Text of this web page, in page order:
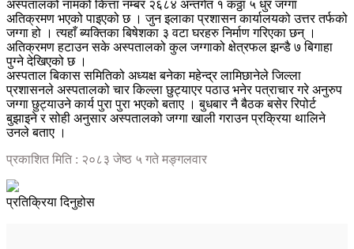
अस्पतालको नामको कित्ता नम्बर २६८४ अन्तर्गत १ कठ्ठा ५ धुर जग्गा
अतिक्रमण भएको पाइएको छ । जुन इलाका प्रशासन कार्यालयको उत्तर तर्फको
जग्गा हो । त्यहाँ ब्यक्तिका बिषेशका ३ वटा घरहरु निर्माण गरिएका छन् ।
अतिक्रमण हटाउन सके अस्पतालको कुल जग्गाको क्षेत्रफल झन्डै ७ बिगाहा
पुग्ने देखिएको छ ।
अस्पताल बिकास समितिको अध्यक्ष बनेका महेन्द्र लामिछानेले जिल्ला
प्रशासनले अस्पतालको चार किल्ला छुट्याएर पठाउ भनेर पत्राचार गरे अनुरुप
जग्गा छुट्याउने कार्य पुरा पुरा भएको बताए । बुधबार नै बैठक बसेर रिपोर्ट
बुझाइने र सोही अनुसार अस्पतालको जग्गा खाली गराउन प्रक्रिया थालिने
उनले बताए ।
प्रकाशित मिति : २०८३ जेष्ठ ५ गते मङ्गलवार
प्रतिक्रिया दिनुहोस